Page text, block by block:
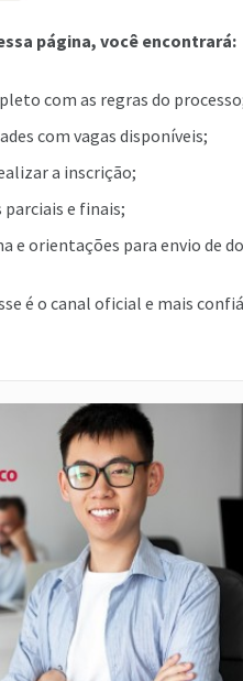
página, você encontrará:
com as regras do
com vagas disponíveis;
a inscrição;
parciais e finais;
e orientações para envio de
é o canal oficial e mais